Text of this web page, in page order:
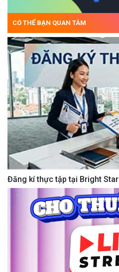
CÓ THỂ BẠN QUAN TÂM
Đăng kí thực tập tại Bright Star